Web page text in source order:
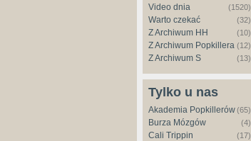
Video dnia (1520)
Warto czekać (32)
Z Archiwum HH (10)
Z Archiwum Popkillera (12)
Z Archiwum S (13)
Tylko u nas
Akademia Popkillerów(65)
Burza Mózgów (4)
Cali Trippin (17)